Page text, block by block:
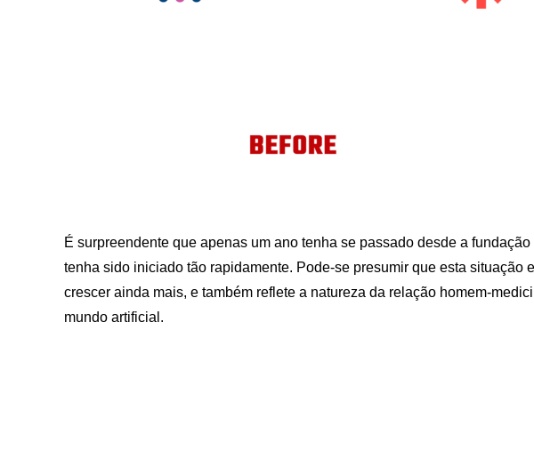
É surpreendente que apenas um ano tenha se passado desde a
tenha sido iniciado tão rapidamente. Pode-se presumir que esta situação
crescer ainda mais, e também reflete a natureza da relação homem-
mundo artificial.